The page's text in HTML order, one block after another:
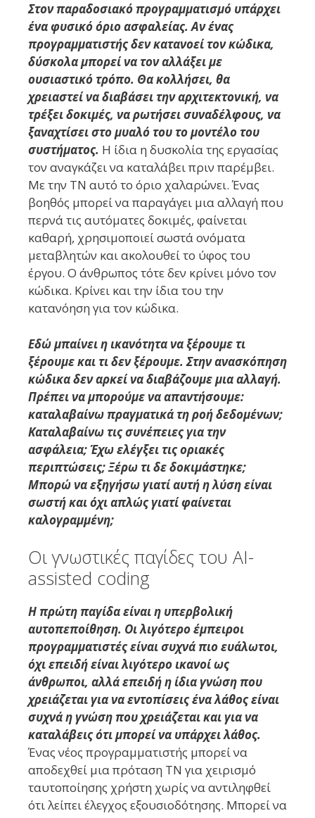
Στον παραδοσιακό προγραμματισμό υπάρχει
ένα φυσικό όριο ασφαλείας. Αν ένας
προγραμματιστής δεν κατανοεί τον κώδικα,
δύσκολα μπορεί να τον αλλάξει με
ουσιαστικό τρόπο. Θα κολλήσει, θα
χρειαστεί να διαβάσει την αρχιτεκτονική, να
τρέξει δοκιμές, να ρωτήσει συναδέλφους, να
ξαναχτίσει στο μυαλό του το μοντέλο του
συστήματος. Η ίδια η δυσκολία της εργασίας
τον αναγκάζει να καταλάβει πριν παρέμβει.
Με την ΤΝ αυτό το όριο χαλαρώνει. Ένας
βοηθός μπορεί να παραγάγει μια αλλαγή που
περνά τις αυτόματες δοκιμές, φαίνεται
καθαρή, χρησιμοποιεί σωστά ονόματα
μεταβλητών και ακολουθεί το ύφος του
έργου. Ο άνθρωπος τότε δεν κρίνει μόνο τον
κώδικα. Κρίνει και την ίδια του την
κατανόηση για τον κώδικα.
Εδώ μπαίνει η ικανότητα να ξέρουμε τι
ξέρουμε και τι δεν ξέρουμε. Στην ανασκόπηση
κώδικα δεν αρκεί να διαβάζουμε μια αλλαγή.
Πρέπει να μπορούμε να απαντήσουμε:
καταλαβαίνω πραγματικά τη ροή δεδομένων;
Καταλαβαίνω τις συνέπειες για την
ασφάλεια; Έχω ελέγξει τις οριακές
περιπτώσεις; Ξέρω τι δε δοκιμάστηκε;
Μπορώ να εξηγήσω γιατί αυτή η λύση είναι
σωστή και όχι απλώς γιατί φαίνεται
καλογραμμένη;
Οι γνωστικές παγίδες του AI-
assisted coding
Η πρώτη παγίδα είναι η υπερβολική
αυτοπεποίθηση. Οι λιγότερο έμπειροι
προγραμματιστές είναι συχνά πιο ευάλωτοι,
όχι επειδή είναι λιγότερο ικανοί ως
άνθρωποι, αλλά επειδή η ίδια γνώση που
χρειάζεται για να εντοπίσεις ένα λάθος είναι
συχνά η γνώση που χρειάζεται και για να
καταλάβεις ότι μπορεί να υπάρχει λάθος.
Ένας νέος προγραμματιστής μπορεί να
αποδεχθεί μια πρόταση ΤΝ για χειρισμό
ταυτοποίησης χρήστη χωρίς να αντιληφθεί
ότι λείπει έλεγχος εξουσιοδότησης. Μπορεί να